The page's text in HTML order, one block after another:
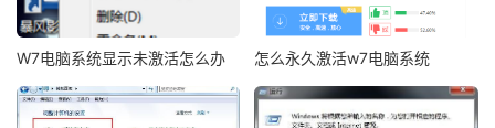
W7电脑系统显示未激活怎么办 怎么永久激活w7电脑系统